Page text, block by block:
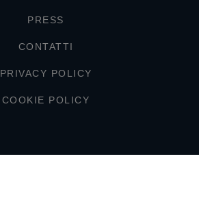
PRESS
CONTATTI
PRIVACY POLICY
COOKIE POLICY